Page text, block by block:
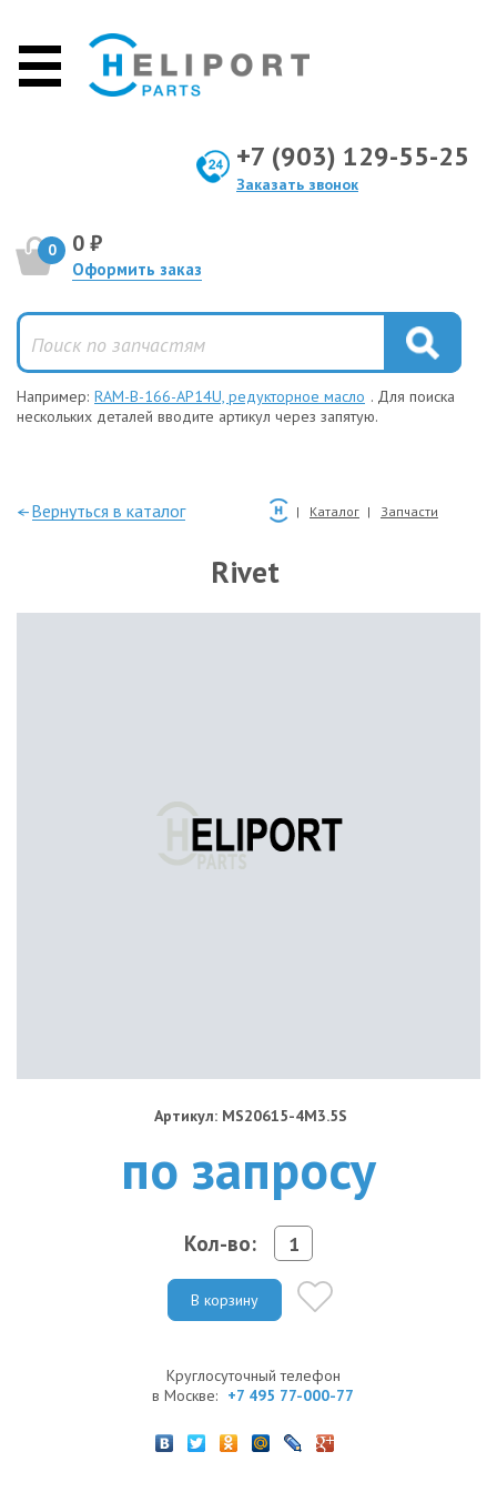
+7 (903) 129-55-25
Заказать звонок
0 0 ₽
Оформить заказ
Например: RAM-B-166-AP14U, редукторное масло . Для поиска
нескольких деталей вводите артикул через запятую.
—Вернуться в каталог Каталог Запчасти
Rivet
Артикул: MS20615-4M3.5S
по запросу
Кол-во:
В корзину
Круглосуточный телефон
в Москве: +7 495 77-000-77